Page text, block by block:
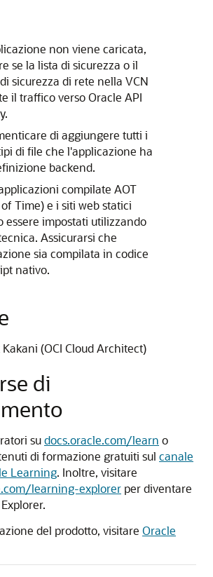
non viene caricata,
se la lista di sicurezza o il
sicurezza di rete nella VCN
il traffico verso Oracle API
di aggiungere tutti i
di file che l'applicazione ha
backend.
compilate AOT
Time) e i siti web statici
essere impostati utilizzando
Assicurarsi che
sia compilata in codice
nativo.
(OCI Cloud Architect)
di
sudocs.oracle.com/learn o
di formazione gratuiti sul canale
Learning. Inoltre, visitare
learning-explorer per diventare
del prodotto, visitare Oracle